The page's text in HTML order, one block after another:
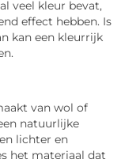
veel kleur bevat,
effect hebben. Is
kan een kleurrijk
van wol of
natuurlijke
lichter en
het materiaal dat